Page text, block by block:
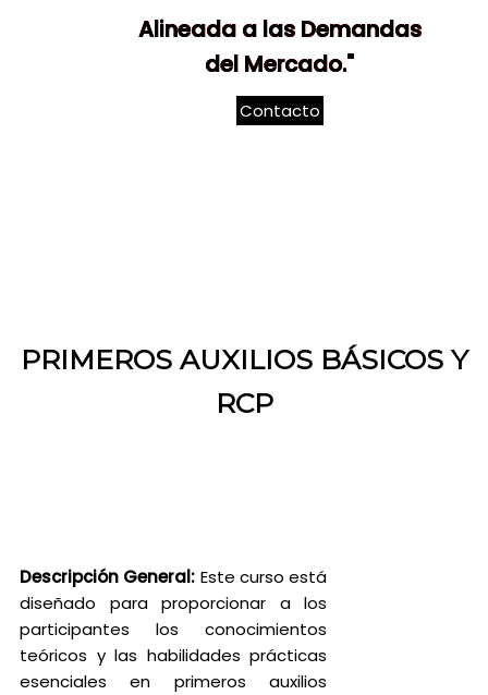
Alineada a las Demandas
del Mercado."
Contacto
PRIMEROS AUXILIOS BÁSICOS Y
RCP
Descripción General: Este curso está
diseñado para proporcionar a los
participantes los conocimientos
teóricos y las habilidades prácticas
esenciales en primeros auxilios